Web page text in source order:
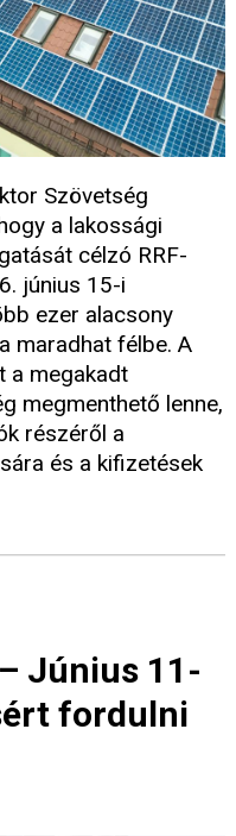
Szövetség
a lakossági
célzó RRF-
június 15-i
ezer alacsony
maradhat félbe. A
a megakadt
megmenthető lenne,
részéről a
és a kifizetések
Június 11-
fordulni